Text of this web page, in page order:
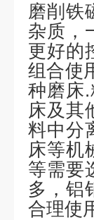
磨削铁
杂质，
更好的
组
种磨床
床及其
料中分
床等机
等需要
多，铝
合理使